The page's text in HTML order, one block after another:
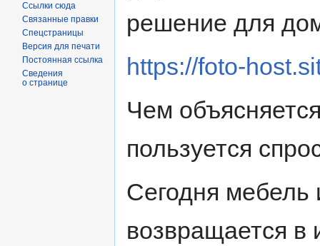
решение для
https://foto-
Чем
пользуется
Сегодня мебель
возвращается в
Ссылки сюда
Связанные правки
Спецстраницы
Версия для печати
Постоянная ссылка
Сведения
о странице